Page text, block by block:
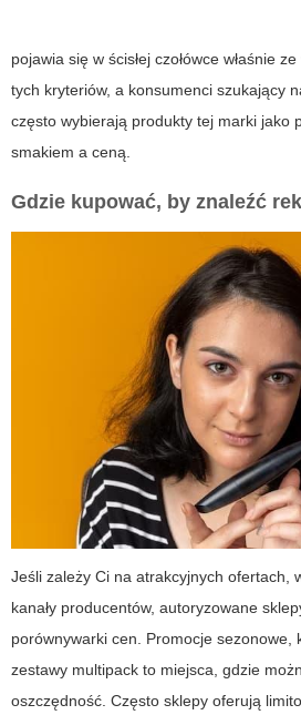
pojawia się w ścisłej czołówce właśnie
tych kryteriów, a konsumenci szukający
często wybierają produkty tej marki jako
smakiem a ceną.
Gdzie kupować, by znaleźć
Jeśli zależy Ci na atrakcyjnych ofertach,
kanały producentów, autoryzowane
porównywarki cen. Promocje sezonowe,
zestawy multipack to miejsca, gdzie
oszczędność. Często sklepy oferują